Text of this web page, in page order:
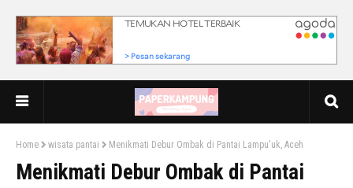
Home wisata pantai Menikmati Debur Ombak di Pantai Lampu'uk, Aceh
Menikmati Debur Ombak di Pantai